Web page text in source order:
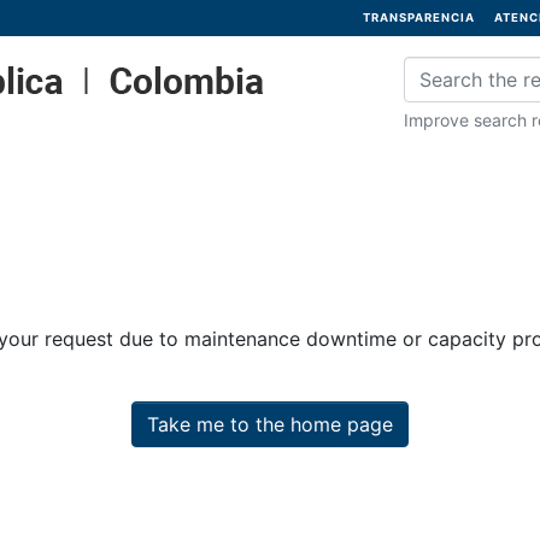
TRANSPARENCIA
Improve search
request due to maintenance downtime or capacity
Take me to the home page